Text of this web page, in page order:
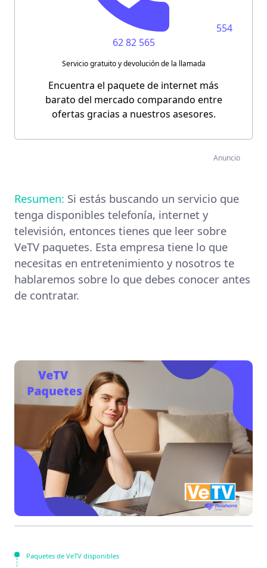
Paquetes de VeTV disponibles
554
62 82 565
Servicio gratuito y devolución de la llamada
Encuentra el paquete de internet más
barato del mercado comparando entre
ofertas gracias a nuestros asesores.
Anuncio
Resumen: Si estás buscando un servicio que
tenga disponibles telefonía, internet y
televisión, entonces tienes que leer sobre
VeTV paquetes. Esta empresa tiene lo que
necesitas en entretenimiento y nosotros te
hablaremos sobre lo que debes conocer antes
de contratar.